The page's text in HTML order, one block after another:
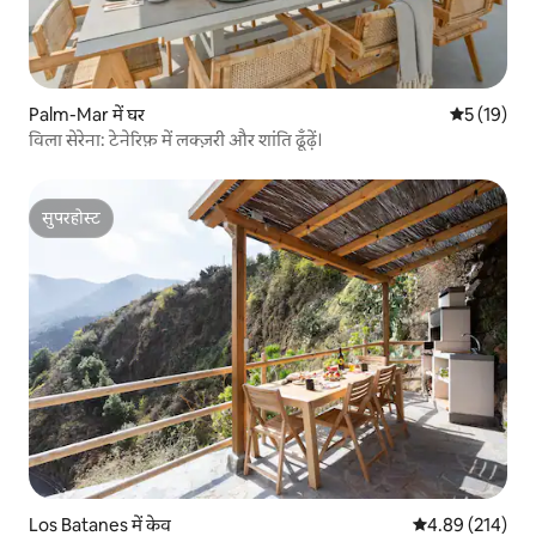
Palm-Mar में घर औसत रेटिंग
5 (19)
विला सेरेना: टेनेरिफ़ में लक्ज़री और शांति ढूँढ़ें।
सुपरहोस्ट
सुपरहोस्ट
Los Batanes में केव औसत रेटिंग 5 में से
4.89 (214)